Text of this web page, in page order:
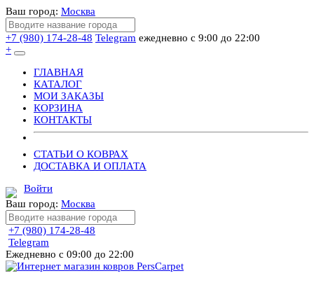
Ваш город: Москва
+7 (980) 174-28-48 Telegram ежедневно с 9:00 до 22:00
+
ГЛАВНАЯ
КАТАЛОГ
МОИ ЗАКАЗЫ
КОРЗИНА
КОНТАКТЫ
СТАТЬИ О КОВРАХ
ДОСТАВКА И ОПЛАТА
Войти
Ваш город: Москва
+7 (980) 174-28-48
Telegram
Ежедневно с 09:00 до 22:00